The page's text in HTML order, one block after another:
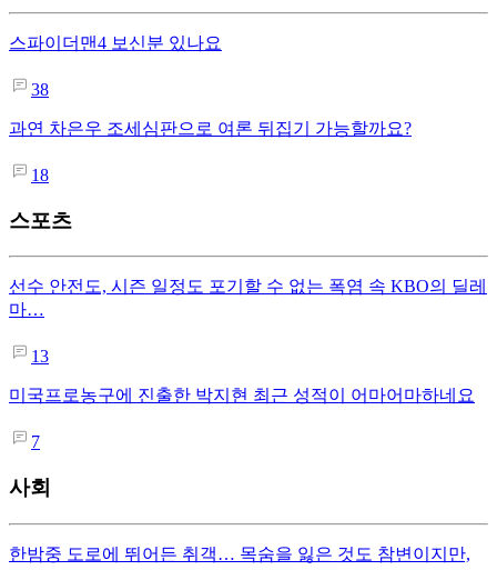
스파이더맨4 보신분 있나요
38
과연 차은우 조세심판으로 여론 뒤집기 가능할까요?
18
스포츠
선수 안전도, 시즌 일정도 포기할 수 없는 폭염 속 KBO의 딜레
마…
13
미국프로농구에 진출한 박지현 최근 성적이 어마어마하네요
7
사회
한밤중 도로에 뛰어든 취객… 목숨을 잃은 것도 참변이지만,